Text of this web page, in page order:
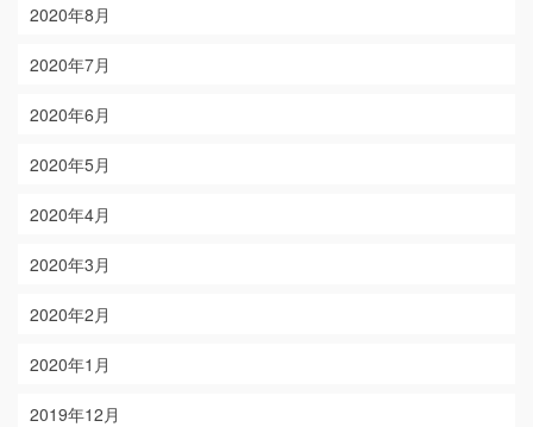
2020年8月
2020年7月
2020年6月
2020年5月
2020年4月
2020年3月
2020年2月
2020年1月
2019年12月